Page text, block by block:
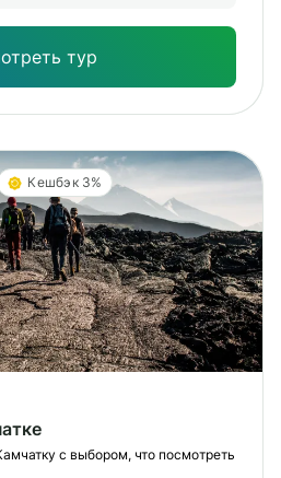
тур
Кешбэк 3%
с выбором, что посмотреть